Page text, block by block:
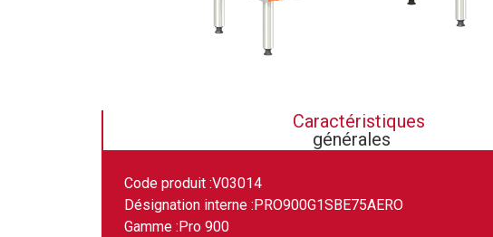
Caractéristiques
générales
Code produit :V03014
Désignation interne : PRO900G1SBE75AERO
Gamme : Pro 900